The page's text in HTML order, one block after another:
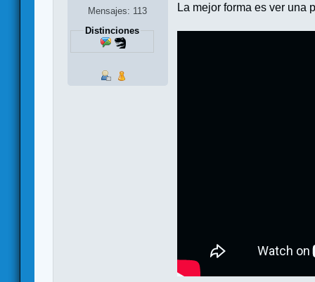
Mensajes: 113
Distinciones
La mejor forma es ver una